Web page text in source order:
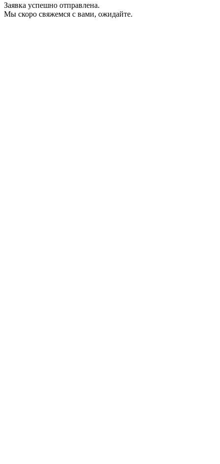
Заявка успешно отправлена.
Мы скоро свяжемся с вами, ожидайте.